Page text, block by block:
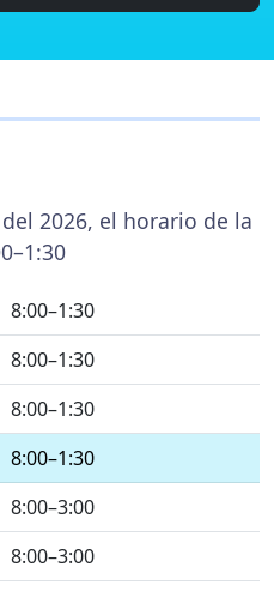
2026, el horario de la
8:00–1:30
8:00–1:30
8:00–1:30
8:00–1:30
8:00–3:00
8:00–3:00